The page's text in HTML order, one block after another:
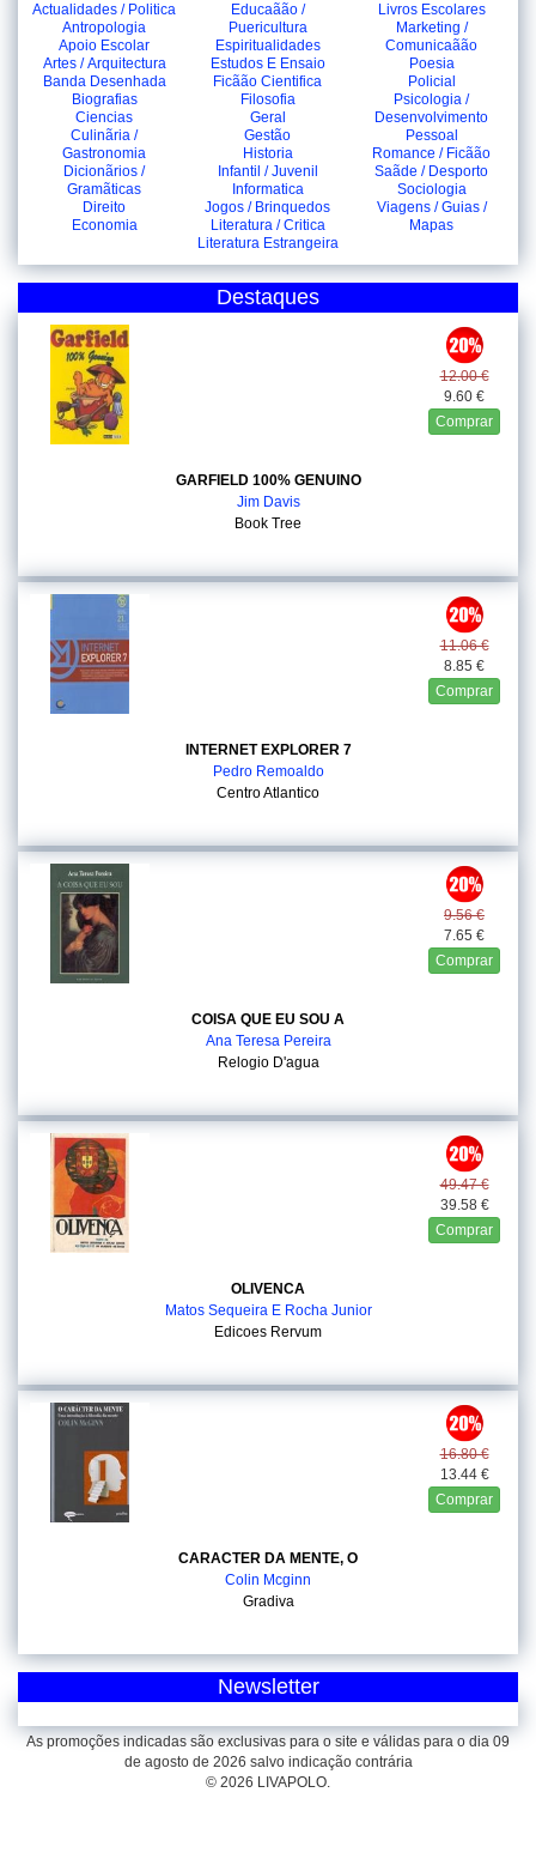
Actualidades / Politica
Antropologia
Apoio Escolar
Artes / Arquitectura
Banda Desenhada
Biografias
Ciencias
Culinãria /
Gastronomia
Dicionãrios /
Gramãticas
Direito
Economia
Educaãão /
Puericultura
Espiritualidades
Estudos E Ensaio
Ficãão Cientifica
Filosofia
Geral
Gestão
Historia
Infantil / Juvenil
Informatica
Jogos / Brinquedos
Literatura / Critica
Literatura Estrangeira
Livros Escolares
Marketing /
Comunicaãão
Poesia
Policial
Psicologia /
Desenvolvimento
Pessoal
Romance / Ficãão
Saãde / Desporto
Sociologia
Viagens / Guias /
Mapas
Destaques
12.00 €
9.60 €
Comprar
GARFIELD 100% GENUINO
Jim Davis
Book Tree
11.06 €
8.85 €
Comprar
INTERNET EXPLORER 7
Pedro Remoaldo
Centro Atlantico
9.56 €
7.65 €
Comprar
COISA QUE EU SOU A
Ana Teresa Pereira
Relogio D'agua
49.47 €
39.58 €
Comprar
OLIVENCA
Matos Sequeira E Rocha Junior
Edicoes Rervum
16.80 €
13.44 €
Comprar
CARACTER DA MENTE, O
Colin Mcginn
Gradiva
Newsletter
As promoções indicadas são exclusivas para o site e válidas para o dia 09
de agosto de 2026 salvo indicação contrária
© 2026 LIVAPOLO.